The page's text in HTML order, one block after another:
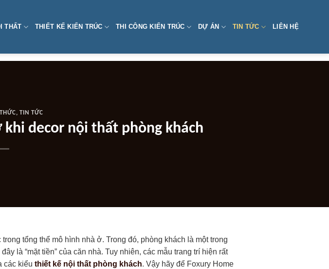
THẤT THIẾT KẾ KIẾN TRÚC THI CÔNG KIẾN TRÚC DỰ ÁN TIN TỨC LIÊN HỆ
,TIN TỨC
decor nội thất phòng khách
tổng thể mô hình nhà ở. Trong đó, phòng khách là một trong
là “mặt tiền” của căn nhà. Tuy nhiên, các mẫu trang trí hiện rất
các kiểuthiết kế nội thất phòng khách. Vậy hãy để Foxury Home